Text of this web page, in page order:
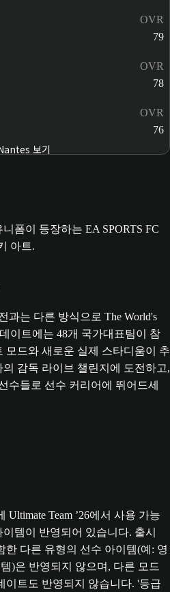
OVR
79
OVR
78
OVR
76
보기
과는 다른 방식으로 The World's
이트에는 48개 국가대표팀이 참
모드와 새로운 실제 스타디움이 추
감독 라이브 챌린지에 도전하고,
수들로 선수 커리어에 뛰어드세
Team ’26에서 사용 가능
템이 반영되어 있습니다. 출시
한 다른 유형의 선수 아이템(예: 영
)은 반영되지 않으며, 다른 모드
이트도 반영되지 않습니다. '등급